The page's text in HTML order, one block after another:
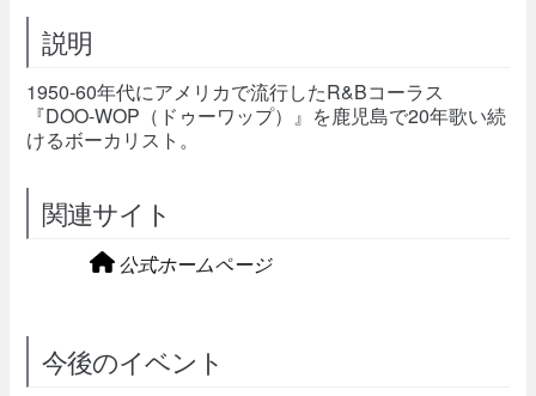
説明
1950-60年代にアメリカで流行したR&Bコーラス
『DOO-WOP（ドゥーワップ）』を鹿児島で20年歌い続
けるボーカリスト。
関連サイト
公式ホームページ
今後のイベント